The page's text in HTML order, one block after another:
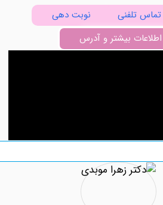
نوبت دهی
بیشتر و آدرس